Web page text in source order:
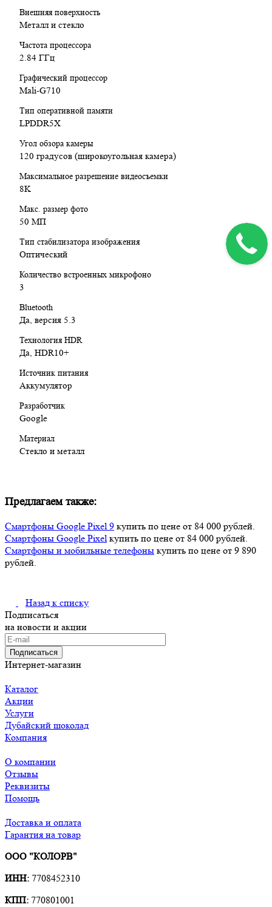
Внешняя поверхность
Металл и стекло
Частота процессора
2.84 ГГц
Графический процессор
Mali-G710
Тип оперативной памяти
LPDDR5X
Угол обзора камеры
120 градусов (широкоугольная камера)
Максимальное разрешение видеосъемки
8K
Макс. размер фото
50 МП
Тип стабилизатора изображения
Оптический
Количество встроенных микрофоно
3
Bluetooth
Да, версия 5.3
Технология HDR
Да, HDR10+
Источник питания
Аккумулятор
Разработчик
Google
Материал
Стекло и металл
Предлагаем также:
Смартфоны Google Pixel 9 купить по цене от 84 000 рублей.
Смартфоны Google Pixel купить по цене от 84 000 рублей.
Смартфоны и мобильные телефоны купить по цене от 9 890
рублей.
Назад к списку
Подписаться
на новости и акции
Подписаться
Интернет-магазин
Каталог
Акции
Услуги
Дубайский шоколад
Компания
О компании
Отзывы
Реквизиты
Помощь
Доставка и оплата
Гарантия на товар
ООО "КОЛОРВ"
ИНН: 7708452310
КПП: 770801001